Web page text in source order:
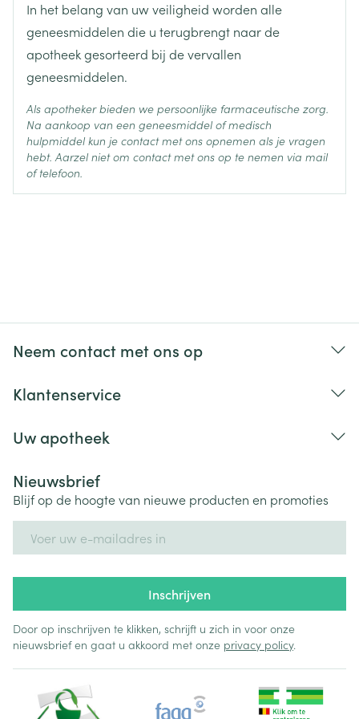
omdat dit de werking van Olmesartan/Amlodipine
Krka kan doen dalen. Het is mogelijk dat uw arts u
aanraadt Olmesartan/Amlodipine Krka minstens 4
uur voor de inname van Colesevelam hydrochloride
in te nemen.
of brandend maagzuur), kunnen het effect van
Olmesartan/Amlodipine Krka wat verminderen.
Medicijnen voor de behandeling van HIV/AIDS (bv.
ritonavir, indinavir, nelfinavir) of middelen voor de
hartinfarct (acuut myocard infarct).
In het belang van uw veiligheid worden alle
geneesmiddelen die u terugbrengt naar de
apotheek gesorteerd bij de vervallen
geneesmiddelen.
Als apotheker bieden we persoonlijke farmaceutische zorg.
Na aankoop van een geneesmiddel of medisch
hulpmiddel kun je contact met ons opnemen als je vragen
hebt. Aarzel niet om contact met ons op te nemen via mail
of telefoon.
Neem contact met ons op
Klantenservice
Uw apotheek
Nieuwsbrief
Blijf op de hoogte van nieuwe producten en promoties
Inschrijven
Door op inschrijven te klikken, schrijft u zich in voor onze
nieuwsbrief en gaat u akkoord met onze privacy policy.